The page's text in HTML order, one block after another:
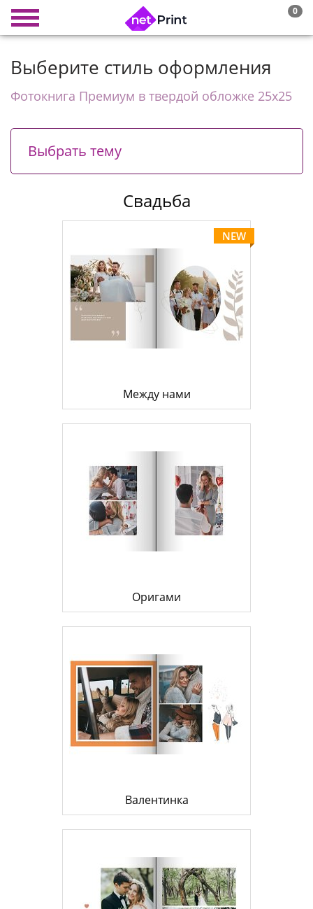
0
Выберите стиль оформления
Фотокнига Премиум в твердой обложке 25х25
Выбрать тему
Свадьба
Между нами
NEW
Оригами
Валентинка